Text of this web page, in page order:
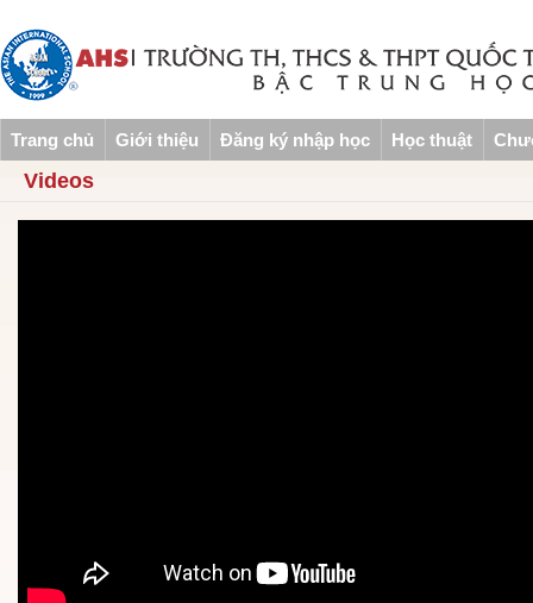
Trang chủ Giới thiệu Đăng ký nhập học Học thuật
Videos